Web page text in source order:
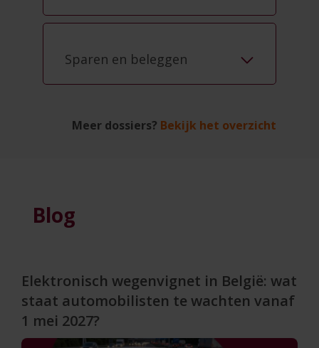
Sparen en beleggen
Meer dossiers? Bekijk het overzicht
Blog
Elektronisch wegenvignet in België: wat
staat automobilisten te wachten vanaf
1 mei 2027?